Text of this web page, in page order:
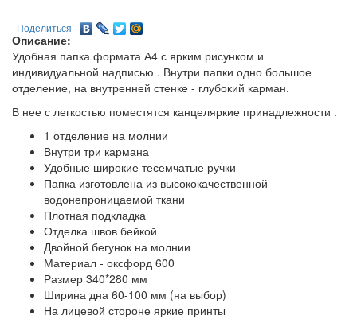
Поделиться
Описание:
Удобная папка формата А4 с ярким рисунком и
индивидуальной надписью . Внутри папки одно большое
отделение, на внутренней стенке - глубокий карман.
В нее с легкостью поместятся канцеляркие принадлежности .
1 отделение на молнии
Внутри три кармана
Удобные широкие тесемчатые ручки
Папка изготовлена из высококачественной
водонепроницаемой ткани
Плотная подкладка
Отделка швов бейкой
Двойной бегунок на молнии
Материал - оксфорд 600
Размер 340*280 мм
Ширина дна 60-100 мм (на выбор)
На лицевой стороне яркие принты